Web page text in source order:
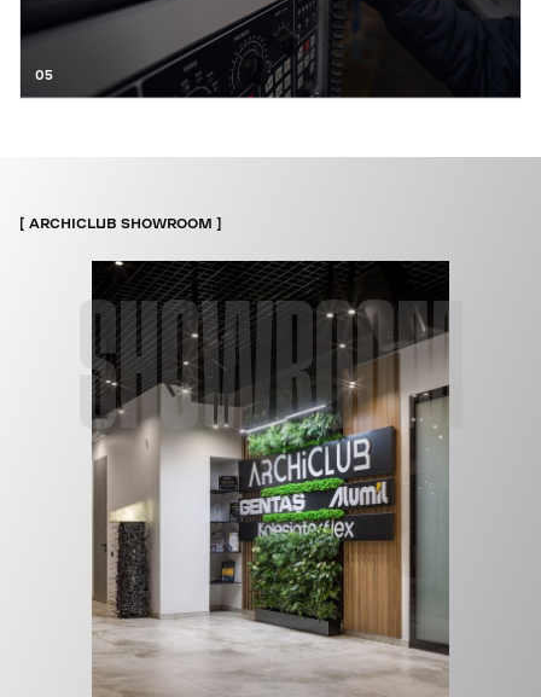
05
SHOWROOM
ARCHICLUB SHOWROOM